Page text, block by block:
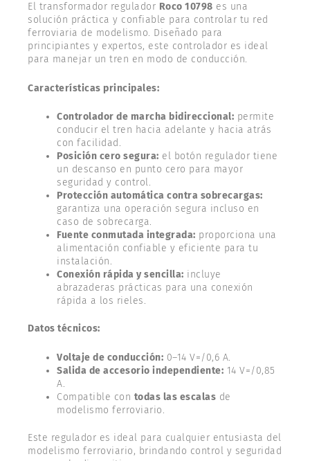
El transformador regulador Roco 10798 es una
solución práctica y confiable para controlar tu red
ferroviaria de modelismo. Diseñado para
principiantes y expertos, este controlador es ideal
para manejar un tren en modo de conducción.
Características principales:
Controlador de marcha bidireccional: permite
conducir el tren hacia adelante y hacia atrás
con facilidad.
Posición cero segura: el botón regulador tiene
un descanso en punto cero para mayor
seguridad y control.
Protección automática contra sobrecargas:
garantiza una operación segura incluso en
caso de sobrecarga.
Fuente conmutada integrada: proporciona una
alimentación confiable y eficiente para tu
instalación.
Conexión rápida y sencilla: incluye
abrazaderas prácticas para una conexión
rápida a los rieles.
Datos técnicos:
Voltaje de conducción: 0–14 V=/0,6 A.
Salida de accesorio independiente: 14 V=/0,85
A.
Compatible con todas las escalas de
modelismo ferroviario.
Este regulador es ideal para cualquier entusiasta del
modelismo ferroviario, brindando control y seguridad